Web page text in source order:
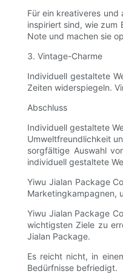
Für ein kreativeres und
inspiriert sind, wie zum
Note und machen sie
3. Vintage-Charme
Individuell gestaltete
Zeiten widerspiegeln.
Abschluss
Individuell gestaltete
Umweltfreundlichkeit
sorgfältige Auswahl
individuell gestaltete
Yiwu Jialan Package
Marketingkampagnen,
Yiwu Jialan Package
wichtigsten Ziele zu
Jialan Package.
Es reicht nicht, in
Bedürfnisse befriedigt.